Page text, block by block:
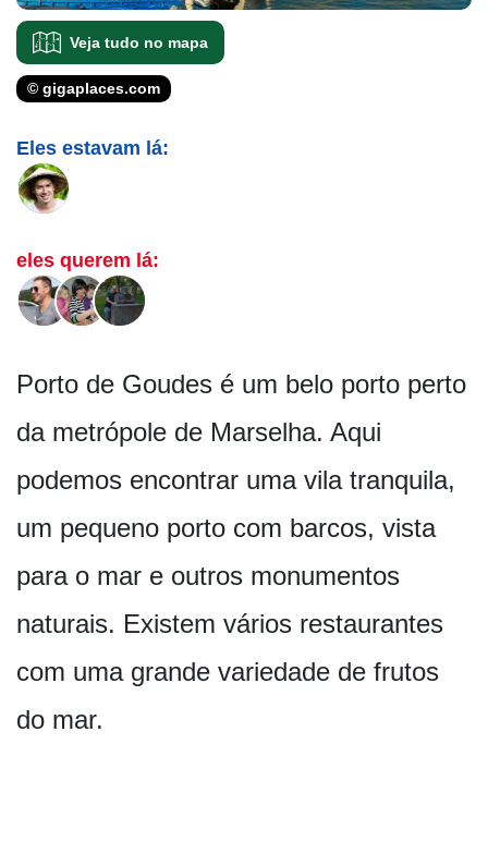
Veja tudo no mapa
© gigaplaces.com
Eles estavam lá:
eles querem lá:
Porto de Goudes é um belo porto perto
da metrópole de Marselha. Aqui
podemos encontrar uma vila tranquila,
um pequeno porto com barcos, vista
para o mar e outros monumentos
naturais. Existem vários restaurantes
com uma grande variedade de frutos
do mar.